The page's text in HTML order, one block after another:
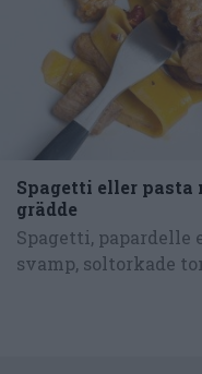
Spagetti eller pasta
grädde
Spagetti,
svamp, soltorkade